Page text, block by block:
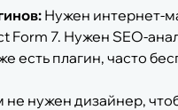
Нужен интернет-
7. Нужен SEO-
есть плагин, часто
нужен дизайнер,